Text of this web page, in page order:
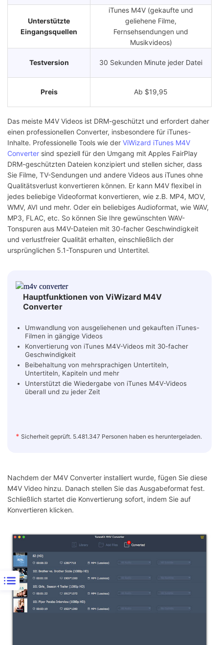
Unterstützte
Eingangsquellen
iTunes M4V (gekaufte und
geliehene Filme,
Fernsehsendungen und
Musikvideos)
Testversion 30 Sekunden Minute jeder Datei
Preis Ab $19,95
Das meiste M4V Videos ist DRM-geschützt und erfordert daher
einen professionellen Converter, insbesondere für iTunes-
Inhalte. Professionelle Tools wie der ViWizard iTunes M4V
Converter sind speziell für den Umgang mit Apples FairPlay
DRM-geschützten Dateien konzipiert und stellen sicher, dass
Sie Filme, TV-Sendungen und andere Videos aus iTunes ohne
Qualitätsverlust konvertieren können. Er kann M4V flexibel in
jedes beliebige Videoformat konvertieren, wie z.B. MP4, MOV,
WMV, AVI und mehr. Oder ein beliebiges Audioformat, wie WAV,
MP3, FLAC, etc. So können Sie Ihre gewünschten WAV-
Tonspuren aus M4V-Dateien mit 30-facher Geschwindigkeit
und verlustfreier Qualität erhalten, einschließlich der
ursprünglichen 5.1-Tonspuren und Untertitel.
Hauptfunktionen von ViWizard M4V
Converter
* Sicherheit geprüft. 5.481.347 Personen haben es heruntergeladen.
Umwandlung von ausgeliehenen und gekauften iTunes-
Filmen in gängige Videos
Konvertierung von iTunes M4V-Videos mit 30-facher
Geschwindigkeit
Beibehaltung von mehrsprachigen Untertiteln,
Untertiteln, Kapiteln und mehr
Unterstützt die Wiedergabe von iTunes M4V-Videos
überall und zu jeder Zeit
Nachdem der M4V Converter installiert wurde, fügen Sie diese
M4V Video hinzu. Danach stellen Sie das Ausgabeformat fest.
Schließlich startet die Konvertierung sofort, indem Sie auf
Konvertieren klicken.